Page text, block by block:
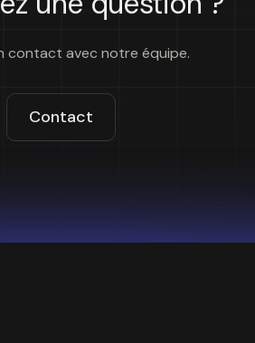
contact avec notre équipe.
Contact